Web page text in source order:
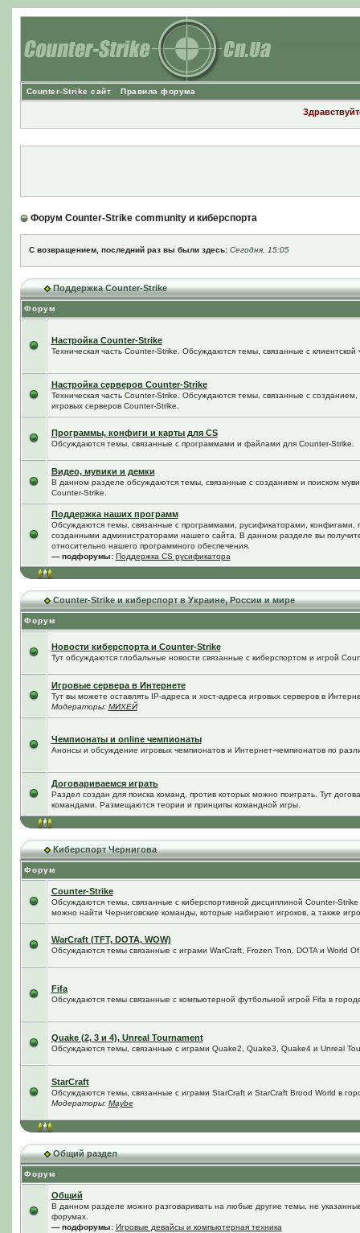
Counter-Strike сайт Правила форума
Форум Counter-Strike community и киберспорта
С возвращением, последний раз вы были здесь: Сегодня, 15:05
Поддержка Counter-Strike
Форум
Настройка Counter-Strike
Техническая часть Counter-Strike. Обсуждаются темы, связанные с клиентской
Настройка серверов Counter-Strike
Техническая часть Counter-Strike. Обсуждаются темы, связанные с
игровых серверов Counter-Strike.
Программы, конфиги и карты для CS
Обсуждаются темы, связанные с программами и файлами для Counter-Strike.
Видео, мувики и демки
В данном разделе обсуждаются темы, связанные с созданием и поиском
Counter-Strike.
Поддержка наших программ
Обсуждаются темы, связанные с программами, русификаторами, конфигами,
созданными администраторами нашего сайта. В данном разделе вы
относительно нашего программного обеспечения.
— подфорумы: Поддержка CS русификатора
Counter-Strike и киберспорт в Украине, России и мире
Форум
Новости киберспорта и Counter-Strike
Тут обсуждаются глобальные новости связанные с киберспортом и игрой
Игровые сервера в Интернете
Тут вы можете оставлять IP-адреса и хост-адреса игровых серверов в
Модераторы: МИХЕЙ
Чемпионаты и online чемпионаты
Анонсы и обсуждение игровых чемпионатов и Интернет-чемпионатов по
Договариваемся играть
Раздел создан для поиска команд, против которых можно поиграть. Тут
командами. Размещаются теории и принципы командной игры.
Киберспорт Чернигова
Форум
Counter-Strike
Обсуждаются темы, связанные с киберспортивной дисциплиной Counter-Strike
можно найти Черниговские команды, которые набирают игроков, а также
WarCraft (TFT, DOTA, WOW)
Обсуждаются темы связанные с играми WarCraft, Frozen Tron, DOTA и World
Fifa
Обсуждаются темы связанные с компьютерной футбольной игрой Fifa в
Quake (2, 3 и 4), Unreal Tournament
Обсуждаются темы, связанные с играми Quake2, Quake3, Quake4 и Unreal
StarCraft
Обсуждаются темы, связанные с играми StarCraft и StarCraft Brood World в
Модераторы: Maybe
Общий раздел
Форум
Общий
В данном разделе можно разговаривать на любые другие темы, не
форумах.
— подфорумы: Игровые девайсы и компьютерная техника